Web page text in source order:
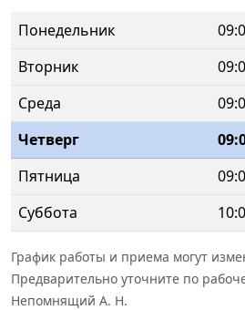
Понедельник
Вторник
Среда
Четверг
Пятница
Суббота
График работы и приема могут
Предварительно уточните по
Непомнящий А. Н.